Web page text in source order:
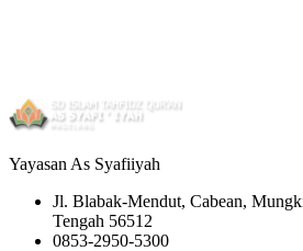
Yayasan As Syafiiyah
Jl. Blabak-Mendut, Cabean,
Tengah 56512
0853-2950-5300